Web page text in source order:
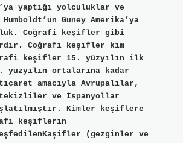
yaptığı yolculuklar ve
Güney Amerika’ya
Coğrafi keşifler gibi
Coğrafi keşifler kim
keşifler 15. yüzyılın ilk
yüzyılın ortalarına kadar
amacıyla Avrupalılar,
ve İspanyollar
Kimler keşiflere
keşiflerin
(gezginler ve